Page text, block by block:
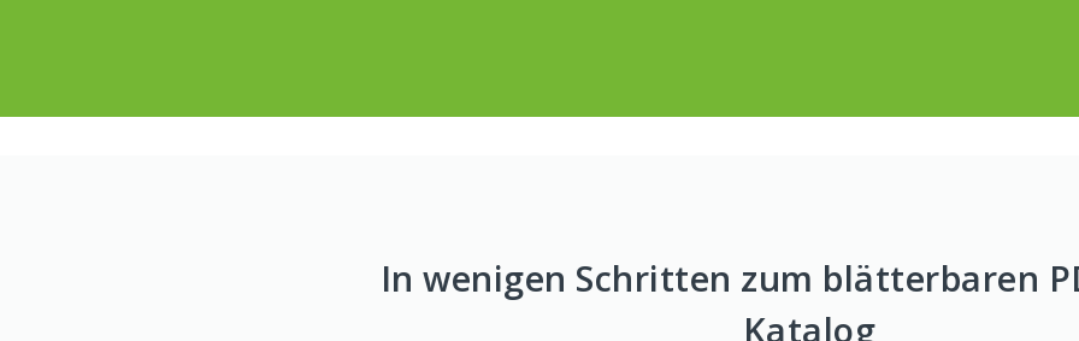
In wenigen Schritten zum blätterbaren
Katalog